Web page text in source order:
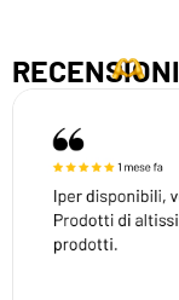
RECENSIONI